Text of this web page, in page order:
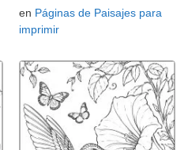
en Páginas de Paisajes para
imprimir